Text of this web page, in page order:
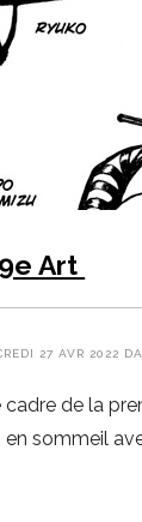
Art
27 AVR 2022
de la
sommeil